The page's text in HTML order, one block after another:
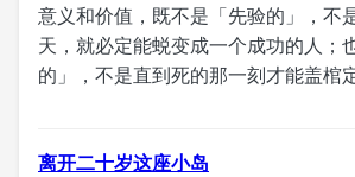
意义和价值，既不是「先验的」，不
天，就必定能蜕变成一个成功的人；
的」，不是直到死的那一刻才能盖棺定
离开二十岁这座小岛